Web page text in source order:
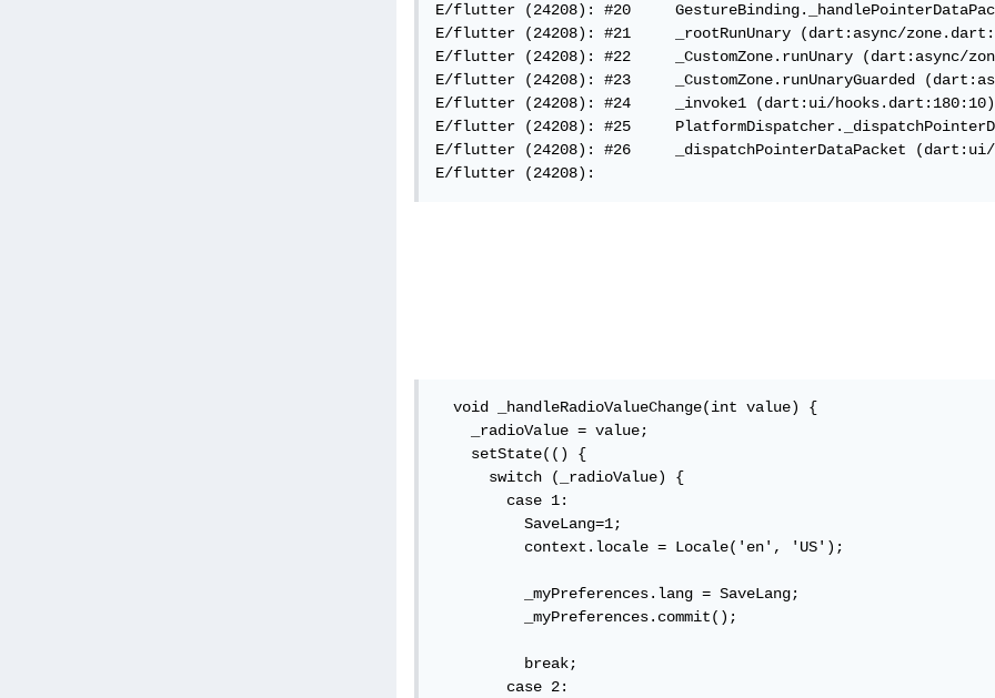
E/flutter (24208): #20
E/flutter (24208): #21     _rootRunUnary (dart:async/
E/flutter (24208): #22     _CustomZone.runUnary (dart:async/
E/flutter (24208): #23     _CustomZone.runUnaryGuarded
E/flutter (24208): #24     _invoke1 (dart:ui/hooks.dart:180:10)
E/flutter (24208): #25
E/flutter (24208): #26     _dispatchPointerDataPacket (dart:ui/
E/flutter (24208):
  void _handleRadioValueChange(int value) {
    _radioValue = value;
    setState(() {
      switch (_radioValue) {
        case 1:
          SaveLang=1;
          context.locale = Locale('en', 'US');
          _myPreferences.lang = SaveLang;
          _myPreferences.commit();
          break;
        case 2: